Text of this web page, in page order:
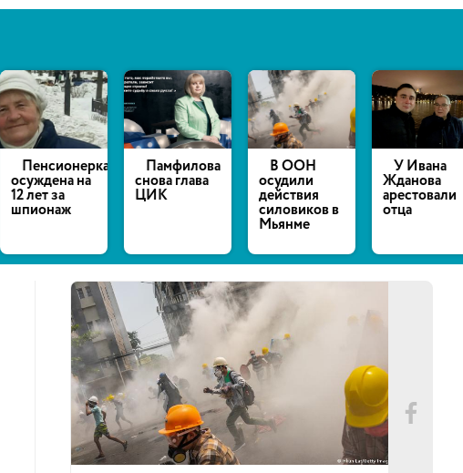
Пенсионерка
осуждена на
12 лет за
шпионаж
Памфилова
снова глава
ЦИК
В ООН
осудили
действия
силовиков в
Мьянме
У Ивана
Жданова
арестовали
отца